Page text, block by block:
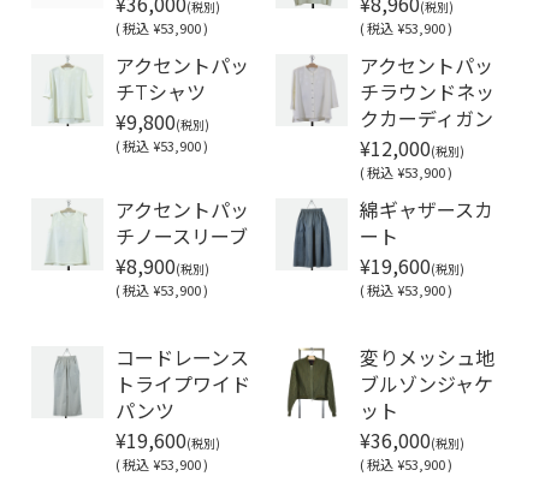
(税別)
(税込¥53,900 )
(税別)
(税込 ¥53,900 )
アクセントパッ
チTシャツ
¥9,800(税別)
(税込¥53,900 )
アクセントパッ
チラウンドネッ
クカーディガン
¥12,000(税別)
(税込 ¥53,900 )
アクセントパッ
チノースリーブ
¥8,900(税別)
(税込¥53,900 )
綿ギャザースカ
ート
¥19,600(税別)
(税込 ¥53,900 )
コードレーンス
トライプワイド
パンツ
¥19,600(税別)
(税込¥53,900 )
変りメッシュ地
ブルゾンジャケ
ット
¥36,000(税別)
(税込 ¥53,900 )